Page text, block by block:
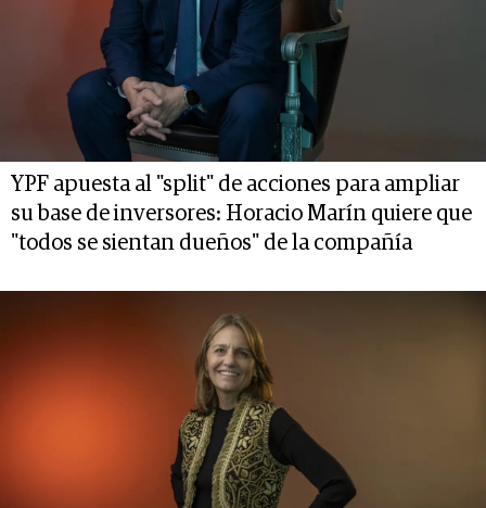
YPF apuesta al "split" de acciones para ampliar
su base de inversores: Horacio Marín quiere que
"todos se sientan dueños" de la compañía